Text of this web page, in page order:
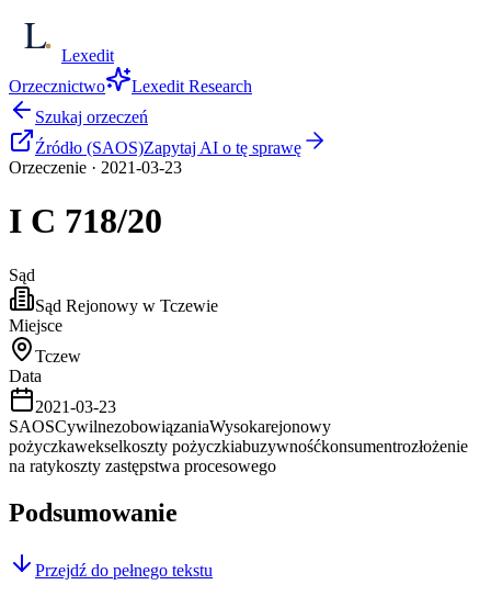
Lexedit
Orzecznictwo
Lexedit Research
Szukaj orzeczeń
Źródło (SAOS)Zapytaj AI o tę sprawę
Orzeczenie · 2021-03-23
I C 718/20
Sąd
Sąd Rejonowy w Tczewie
Miejsce
Tczew
Data
2021-03-23
SAOSCywilnezobowiązaniaWysokarejonowy
pożyczkawekselkoszty pożyczkiabuzywnośćkonsumentrozłożenie
na ratykoszty zastępstwa procesowego
Podsumowanie
Przejdź do pełnego tekstu